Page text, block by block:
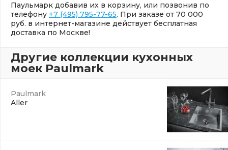
Паульмарк добавив их в корзину, или позвонив по
телефону +7 (495) 795-77-65. При заказе от 70 000
руб. в интернет-магазине действует бесплатная
доставка по Москве!
Другие коллекции кухонных
моек Paulmark
Paulmark
Aller